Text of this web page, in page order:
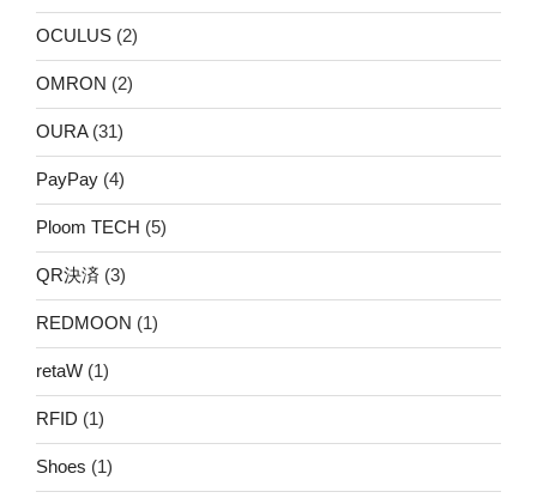
OCULUS (2)
OMRON (2)
OURA(31)
PayPay (4)
Ploom TECH (5)
QR決済 (3)
REDMOON (1)
retaW (1)
RFID (1)
Shoes (1)